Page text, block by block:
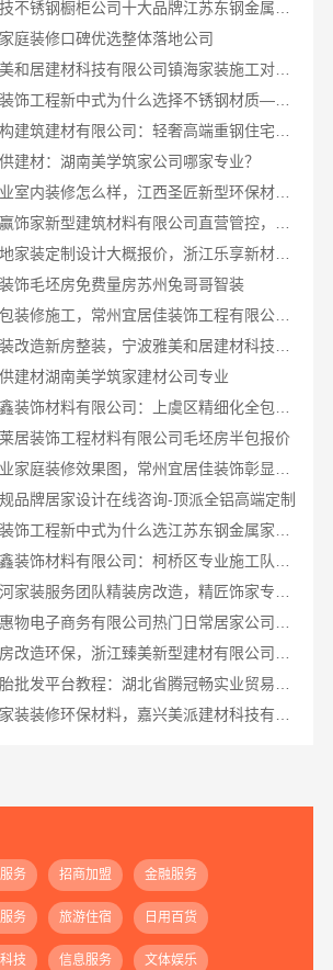
庭装修口碑优选整体落地公司
宁波雅美和居建材科技有限公司镇海家装施工对接渠道
厨餐厅装饰工程新中式为什么选择不锈钢材质——江苏东钢金属家居
建材：湖南美学筑家公司哪家专业？
国内专业室内装修怎么样，江西圣匠新型环保材料有限公司
浙江本地家装定制设计大概报价，浙江乐享新材料有限公司闭口合同
饰毛坯房免费量房苏州兔哥哥智装
武进全包装修施工，常州宜居佳装饰工程有限公司标准化管控
建材湖南美学筑家建材公司专业
居装饰工程材料有限公司毛坯房半包报价
品牌居家设计在线咨询-顶派全铝高端定制
务 招商加盟 金融服务
务 旅游住宿 日用百货
技 信息服务 文体娱乐